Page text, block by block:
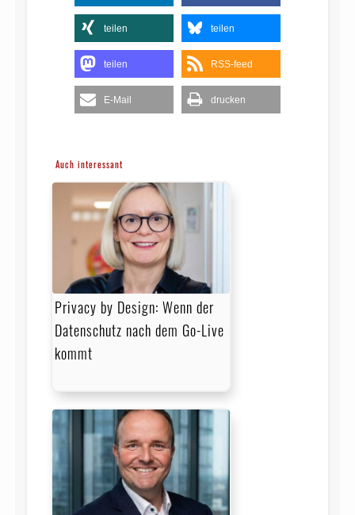
teilen teilen
teilen RSS-feed
E-Mail drucken
Auch interessant
Privacy by Design: Wenn der
Datenschutz nach dem Go-Live
kommt